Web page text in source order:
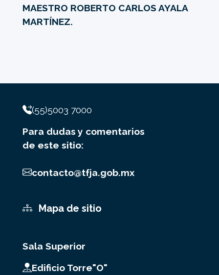
MAESTRO ROBERTO CARLOS AYALA
MARTÍNEZ.
(55)5003 7000
Para dudas y comentarios
de este sitio:
contacto@tfja.gob.mx
Mapa de sitio
Sala Superior
Edificio Torre"O"